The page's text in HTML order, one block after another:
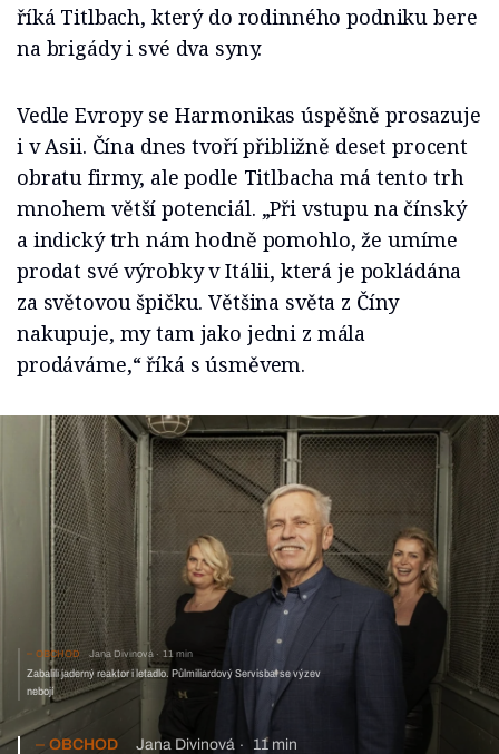
říká Titlbach, který do rodinného podniku bere
na brigády i své dva syny.
Vedle Evropy se Harmonikas úspěšně prosazuje
i v Asii. Čína dnes tvoří přibližně deset procent
obratu firmy, ale podle Titlbacha má tento trh
mnohem větší potenciál. „Při vstupu na čínský
a indický trh nám hodně pomohlo, že umíme
prodat své výrobky v Itálii, která je pokládána
za světovou špičku. Většina světa z Číny
nakupuje, my tam jako jedni z mála
prodáváme,“ říká s úsměvem.
OBCHOD Jana Divinová 11 min
Zabalili jaderný reaktor i letadlo. Půlmiliardový Servisbal se výzev
nebojí
OBCHOD Jana Divinová 11 min